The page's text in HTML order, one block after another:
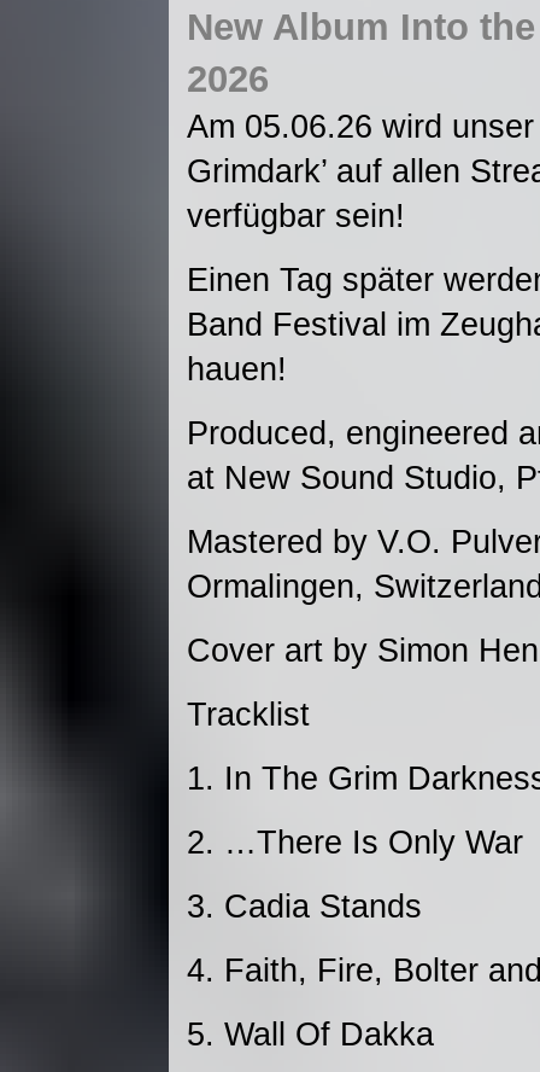
New Album Into
2026
Am 05.06.26 wird
Grimdark’ auf allen
verfügbar sein!
Einen Tag später
Band Festival im
hauen!
Produced, engineered
at New Sound Studio,
Mastered by V.O.
Ormalingen,
Cover art by Simon
Tracklist
1. In The Grim
2. …There Is Only War
3. Cadia Stands
4. Faith, Fire, Bolter
5. Wall Of Dakka